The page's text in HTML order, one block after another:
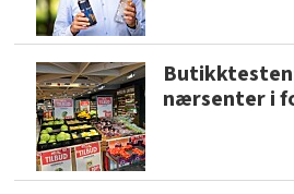
nærsenter i